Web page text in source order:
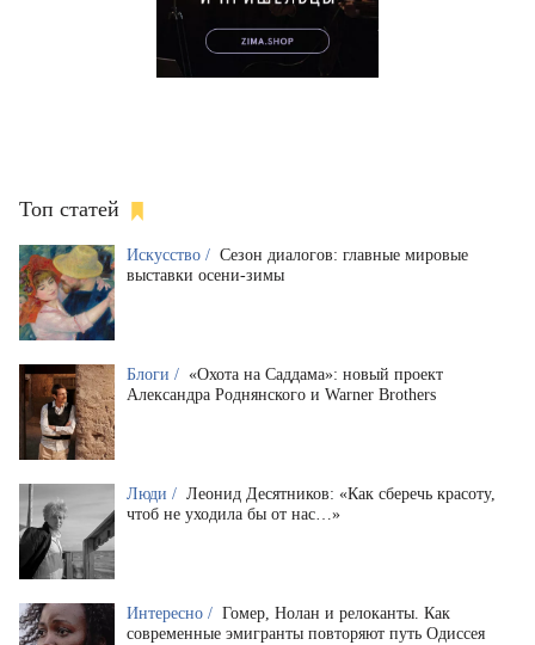
Топ статей
Искусство / Сезон диалогов: главные мировые
выставки осени-зимы
Блоги / «Охота на Саддама»: новый проект
Александра Роднянского и Warner Brothers
Люди / Леонид Десятников: «Как сберечь красоту,
чтоб не уходила бы от нас…»
Интересно / Гомер, Нолан и релоканты. Как
современные эмигранты повторяют путь Одиссея